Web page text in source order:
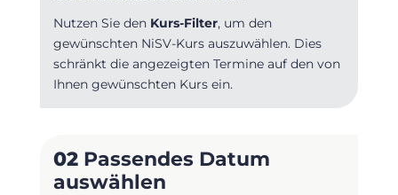
Nutzen Sie den Kurs-Filter, um den
gewünschten NiSV-Kurs auszuwählen. Dies
schränkt die angezeigten Termine auf den von
Ihnen gewünschten Kurs ein.
02Passendes Datum
auswählen